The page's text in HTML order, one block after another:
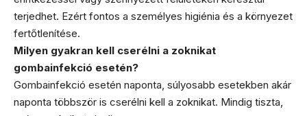
terjedhet. Ezért fontos a személyes higiénia és a környezet
fertőtlenítése.
Milyen gyakran kell cserélni a zoknikat
gombainfekció esetén?
Gombainfekció esetén naponta, súlyosabb esetekben akár
naponta többször is cserélni kell a zoknikat. Mindig tiszta,